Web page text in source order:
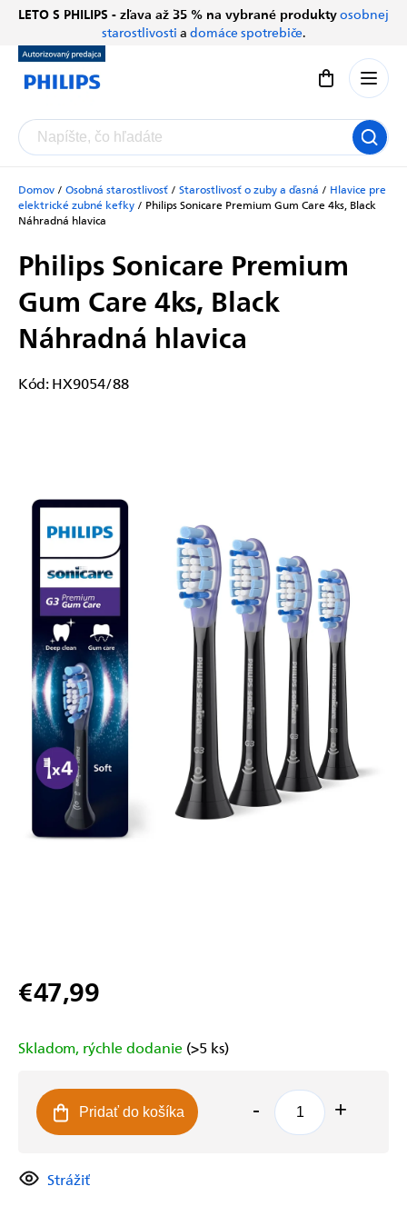
Prejsť
obsah
LETO S PHILIPS - zľava až 35 % na vybrané produktyosobnej
starostlivosti a domáce spotrebiče.
Nákupný
Domov / Osobná starostlivosť / Starostlivosť o zuby a ďasná / Hlavice pre
elektrické zubné kefky / Philips Sonicare Premium Gum Care 4ks, Black
Náhradná hlavica
Philips Sonicare Premium
Gum Care 4ks, Black
Náhradná hlavica
Kód: HX9054/88
€47,99
cena:
Skladom, rýchle dodanie (>5 ks)
Pridať do košíka
Strážiť
Chatbot Filip
Autorizovaný predajce